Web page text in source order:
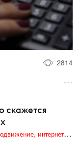
2814
скажется
Digital (web-дизайн, интернет-реклама и продвижение, интернет-сообщества и блоги, интернет-коммуникации, мобильный маркетинг, реклама на цифровых экранах)